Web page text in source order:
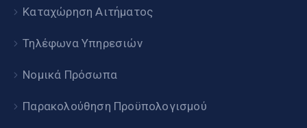
Καταχώρηση Αιτήματος
Τηλέφωνα Υπηρεσιών
Νομικά Πρόσωπα
Παρακολούθηση Προϋπολογισμού